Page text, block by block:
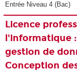
Entrée Niveau 4 (Bac)
Licence
l'informatique
gestion de
Conception